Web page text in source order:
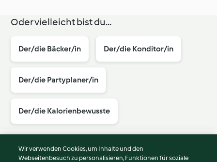
Oder vielleicht bist du...
Der/die Bäcker/in Der/die Konditor/in
Der/die Partyplaner/in
Der/die Kalorienbewusste
Wir verwenden Cookies, um Inhalte und den
Webseitenbesuch zu personalisieren, Funktionen für soziale